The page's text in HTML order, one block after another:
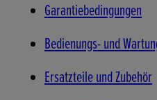
Garantiebedingungen
Bedienungs- und
Ersatzteile und Zubehör